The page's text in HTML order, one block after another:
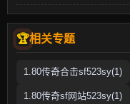
相关专题
1.80传奇合击sf523sy(1)
1.80传奇sf网站523sy(1)